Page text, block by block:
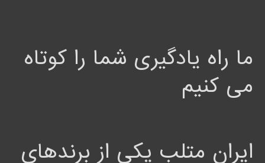
ما راه یادگیری شما را کوتاه
می کنیم
ایران متلب یکی از برندهای